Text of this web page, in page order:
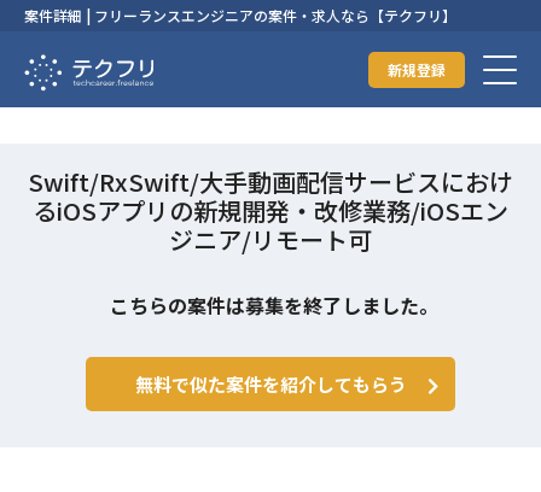
案件詳細 | フリーランスエンジニアの案件・求人なら【テクフリ】
新規登録
Swift/RxSwift/大手動画配信サービスにおけ
るiOSアプリの新規開発・改修業務/iOSエン
ジニア/リモート可
こちらの案件は募集を終了しました。
無料で似た案件を紹介してもらう